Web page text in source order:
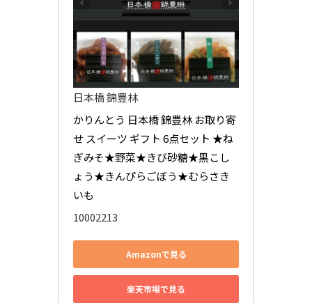
日本橋 錦豊林
かりんとう 日本橋 錦豊林 お取り寄
せ スイーツ ギフト 6点セット ★ね
ぎみそ★野菜★きび砂糖★黒こし
ょう★きんぴらごぼう★むらさき
いも
10002213
Amazonで見る
楽天市場で見る